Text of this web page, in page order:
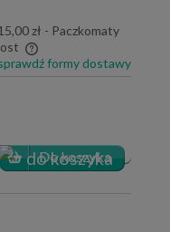
zł - Paczkomaty
płatności
formy dostawy